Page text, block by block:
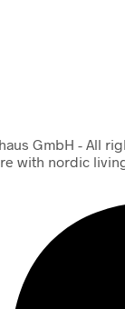
GmbH - All
with nordic